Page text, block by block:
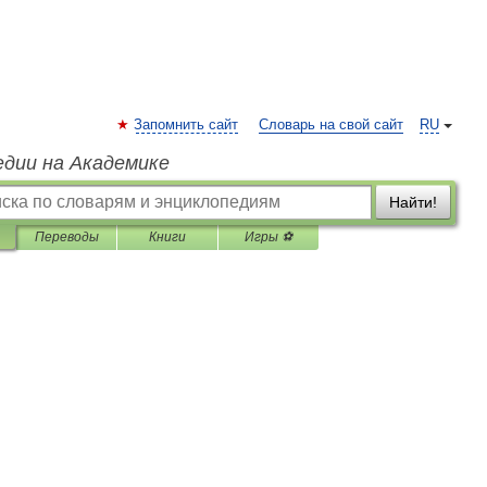
RU
Запомнить сайт Словарь на свой сайт
на Академике
Найти!
Переводы Книги Игры ⚽